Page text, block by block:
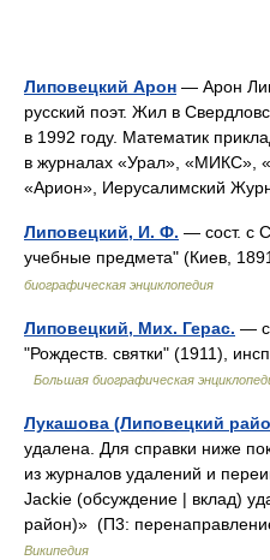
Липовецкий Арон — Арон
русский поэт. Жил в
в 1992 году. Математик
в журналах «Урал», «МИКС»,
«Арион», Иерусалимский
Липовецкий, И. Ф. — сост. с
учебные предмета" (Киев,
биографическая энциклопедия
Липовецкий, Мих. Герас. —
"Рождеств. святки" (1911),
Большая биографическая
Лукашова (Липовецкий
удалена. Для справки ниже
из журналов удалений и
Jackie (обсуждение | вклад)
район)» ‎ (П3:
Википедия